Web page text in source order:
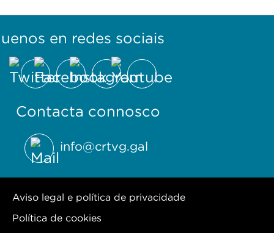
Contacta connosco
info@crtvg.gal
en redes sociais
Aviso legal e política de privacidade
Política de cookies